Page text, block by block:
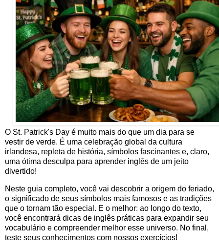
O St. Patrick's Day é muito mais do que um dia para se
vestir de verde. É uma celebração global da cultura
irlandesa, repleta de história, símbolos fascinantes e, claro,
uma ótima desculpa para aprender inglês de um jeito
divertido!
Neste guia completo, você vai descobrir a origem do feriado,
o significado de seus símbolos mais famosos e as tradições
que o tornam tão especial. E o melhor: ao longo do texto,
você encontrará dicas de inglês práticas para expandir seu
vocabulário e compreender melhor esse universo. No final,
teste seus conhecimentos com nossos exercícios!